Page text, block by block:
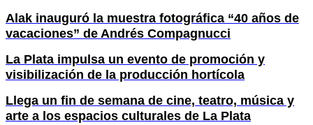
Alak inauguró la muestra fotográfica “40 años de
vacaciones” de Andrés Compagnucci
La Plata impulsa un evento de promoción y
visibilización de la producción hortícola
Llega un fin de semana de cine, teatro, música y
arte a los espacios culturales de La Plata